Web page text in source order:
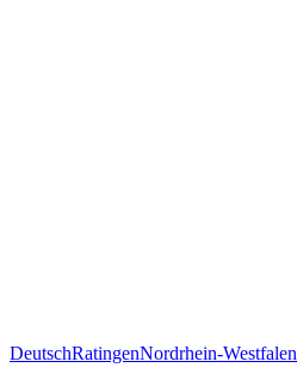
DeutschRatingenNordrhein-Westfalen